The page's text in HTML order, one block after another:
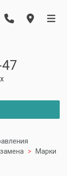
Марки